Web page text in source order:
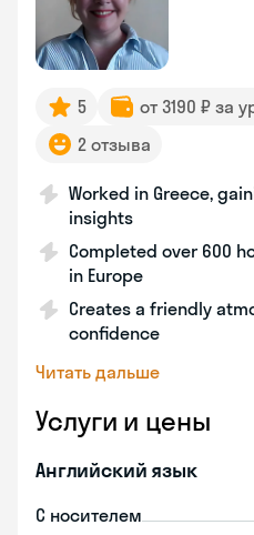
5 от 3190 ₽ за
2 отзыва
Worked in Greece,
insights
Completed over 600
in Europe
Creates a friendly
confidence
Читать дальше
Услуги и цены
Английский язык
С носителем